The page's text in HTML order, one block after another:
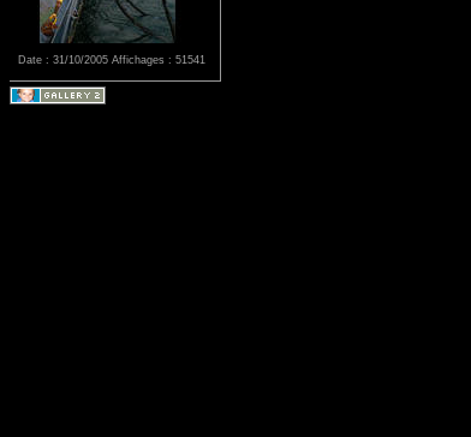
Date : 31/10/2005 Affichages : 51541